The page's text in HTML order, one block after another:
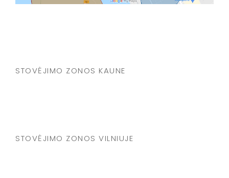
STOVĖJIMO ZONOS KAUNE
STOVĖJIMO ZONOS VILNIUJE